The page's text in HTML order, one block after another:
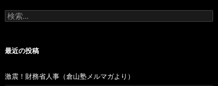
稿
検
索:
最近の投稿
激震！財務省人事（倉山塾メルマガより）